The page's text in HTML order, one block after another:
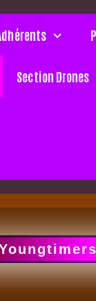
Section Drones